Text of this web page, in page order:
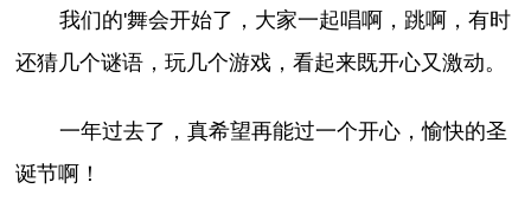
我们的'舞会开始了，大家一起唱啊，跳啊，有时
还猜几个谜语，玩几个游戏，看起来既开心又激动。
一年过去了，真希望再能过一个开心，愉快的圣
诞节啊！